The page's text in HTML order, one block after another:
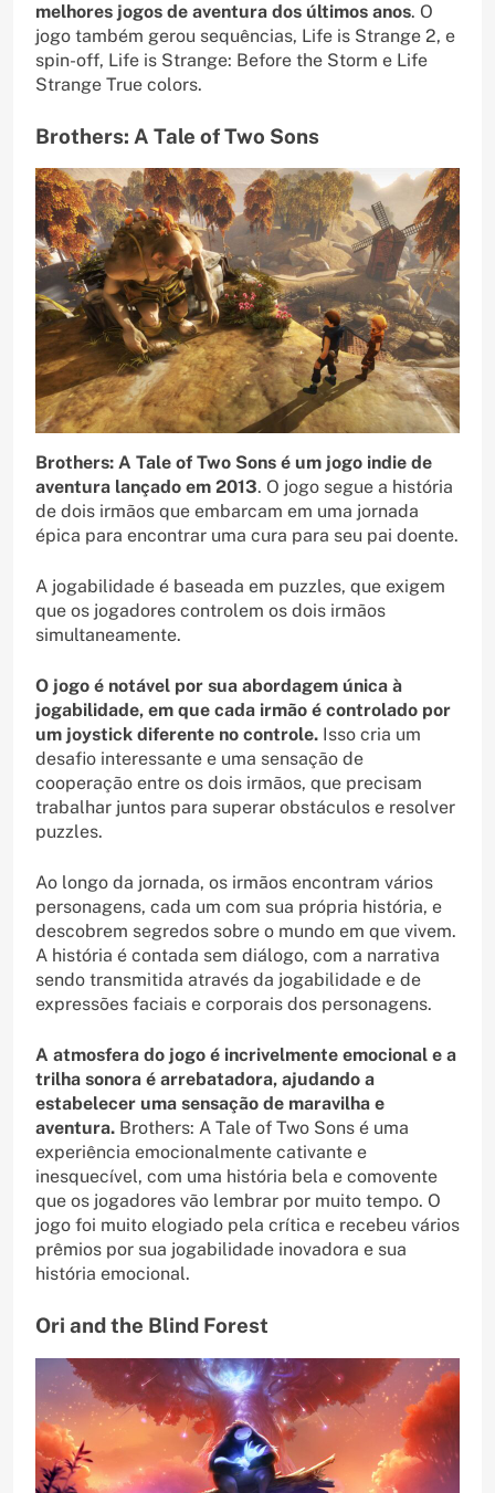
melhores jogos de aventura dos últimos anos. O
jogo também gerou sequências, Life is Strange 2, e
spin-off, Life is Strange: Before the Storm e Life
Strange True colors.
Brothers: A Tale of Two Sons
Brothers: A Tale of Two Sons é um jogo indie de
aventura lançado em 2013. O jogo segue a história
de dois irmãos que embarcam em uma jornada
épica para encontrar uma cura para seu pai doente.
A jogabilidade é baseada em puzzles, que exigem
que os jogadores controlem os dois irmãos
simultaneamente.
O jogo é notável por sua abordagem única à
jogabilidade, em que cada irmão é controlado por
um joystick diferente no controle. Isso cria um
desafio interessante e uma sensação de
cooperação entre os dois irmãos, que precisam
trabalhar juntos para superar obstáculos e resolver
puzzles.
Ao longo da jornada, os irmãos encontram vários
personagens, cada um com sua própria história, e
descobrem segredos sobre o mundo em que vivem.
A história é contada sem diálogo, com a narrativa
sendo transmitida através da jogabilidade e de
expressões faciais e corporais dos personagens.
A atmosfera do jogo é incrivelmente emocional e a
trilha sonora é arrebatadora, ajudando a
estabelecer uma sensação de maravilha e
aventura. Brothers: A Tale of Two Sons é uma
experiência emocionalmente cativante e
inesquecível, com uma história bela e comovente
que os jogadores vão lembrar por muito tempo. O
jogo foi muito elogiado pela crítica e recebeu vários
prêmios por sua jogabilidade inovadora e sua
história emocional.
Ori and the Blind Forest